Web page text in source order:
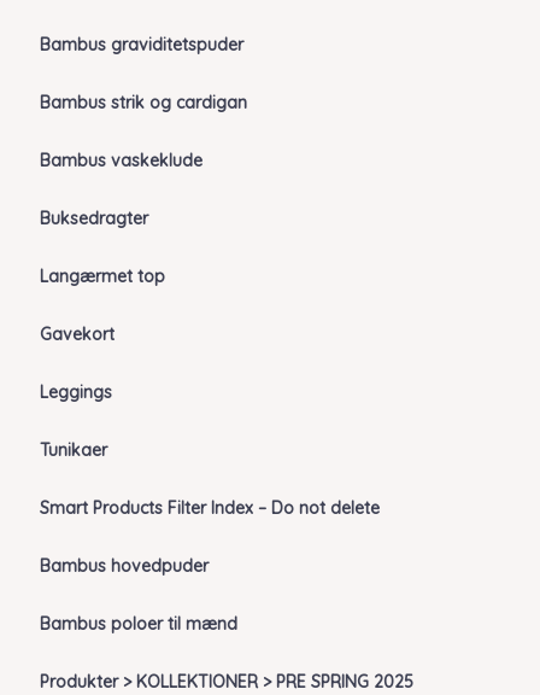
Bambus graviditetspuder
Bambus strik og cardigan
Bambus vaskeklude
Buksedragter
Langærmet top
Gavekort
Leggings
Tunikaer
Smart Products Filter Index – Do not delete
Bambus hovedpuder
Bambus poloer til mænd
Produkter > KOLLEKTIONER > PRE SPRING 2025